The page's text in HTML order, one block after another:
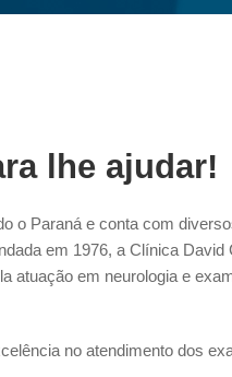
lhe ajudar!
o Paraná e conta com
em 1976, a Clínica David
atuação em neurologia e
no atendimento dos